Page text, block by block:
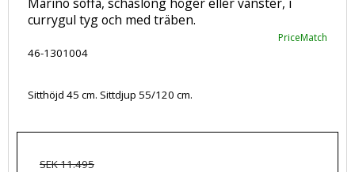
currygul tyg och med träben.
PriceMatch
46-1301004
Sitthöjd 45 cm. Sittdjup 55/120 cm.
SEK 11.495